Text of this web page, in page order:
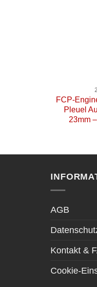
FCP-
Pleuel
23mm
AGB
Kontakt &
Cookie-